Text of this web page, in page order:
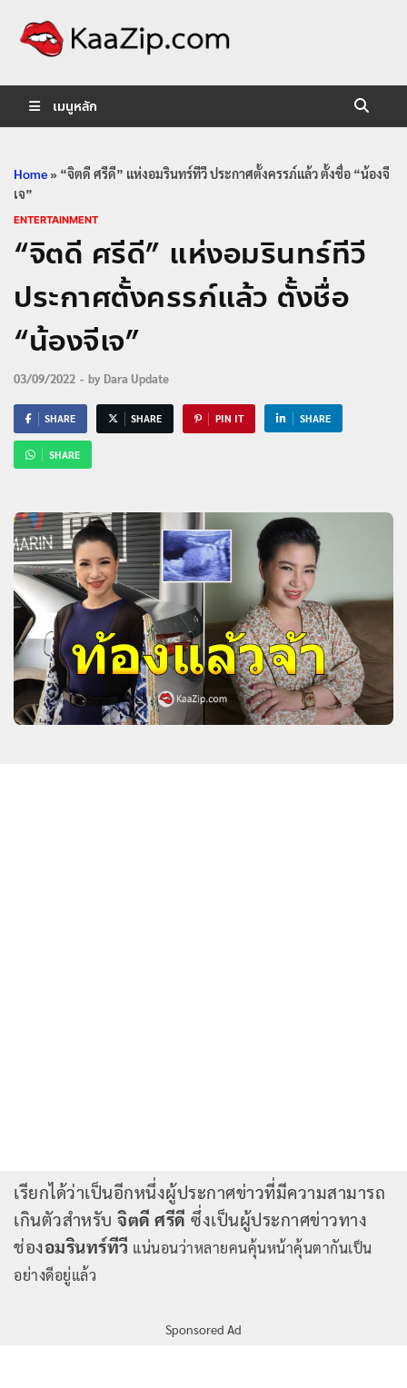
เมนูหลัก
Home» “จิตดี ศรีดี” แห่งอมรินทร์ทีวี ประกาศตั้งครรภ์แล้ว ตั้งชื่อ “น้องจี
เจ”
ENTERTAINMENT
“จิตดี ศรีดี” แห่งอมรินทร์ทีวี
ประกาศตั้งครรภ์แล้ว ตั้งชื่อ
“น้องจีเจ”
03/09/2022 - by Dara Update
SHARE SHARE PIN IT SHARE
SHARE
เรียกได้ว่าเป็นอีกหนึ่งผู้ประกาศข่าวที่มีความสามารถ
เกินตัวสำหรับ จิตดี ศรีดี ซึ่งเป็นผู้ประกาศข่าวทาง
ช่องอมรินทร์ทีวี แน่นอนว่าหลายคนคุ้นหน้าคุ้นตากันเป็น
อย่างดีอยู่แล้ว
Sponsored Ad